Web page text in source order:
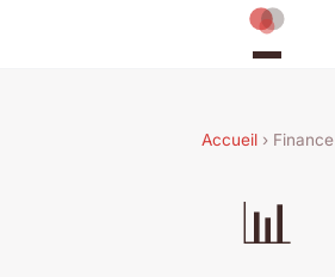
Accueil› Finance
📊